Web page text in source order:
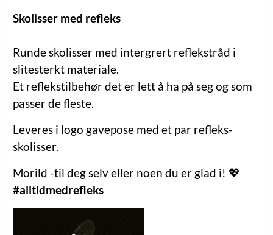
Skolisser med refleks
Runde skolisser med intergrert reflekstråd i
slitesterkt materiale.
Et reflekstilbehør det er lett å ha på seg og som
passer de fleste.
Leveres i logo gavepose med et par refleks-
skolisser.
Morild -til deg selv eller noen du er glad i! 💖
#alltidmedrefleks